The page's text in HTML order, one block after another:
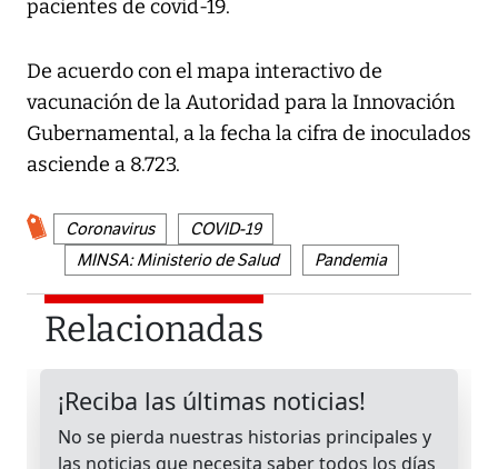
pacientes de covid-19.
De acuerdo con el mapa interactivo de
vacunación de la Autoridad para la Innovación
Gubernamental, a la fecha la cifra de inoculados
asciende a 8.723.
Coronavirus
COVID-19
MINSA: Ministerio de Salud
Pandemia
Relacionadas